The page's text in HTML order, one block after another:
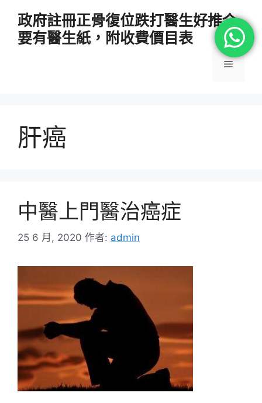
政府註冊正骨復位跌打醫生好推介
要有醫生紙，附收費價目表
選
肝癌
中醫上門醫治癌症
25 6 月, 2020 作者: admin